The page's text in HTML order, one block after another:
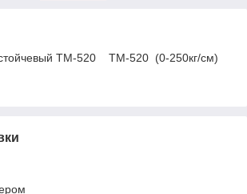
ТМ-520 ТМ-520 (0-250кг/см)